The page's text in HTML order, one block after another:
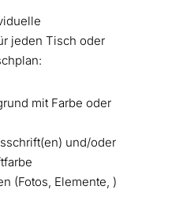
jeden Tisch oder
mit Farbe oder
und/oder
(Fotos, Elemente, )